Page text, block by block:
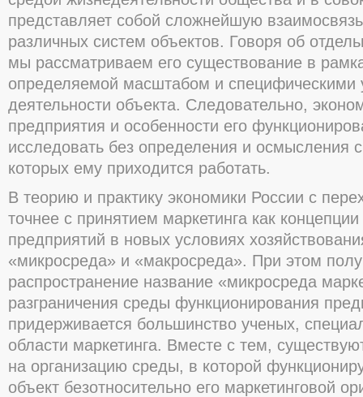
представляет собой сложнейшую
различных систем объектов. Говоря об
мы рассматриваем его существование в
определяемой масштабом и специфическими
деятельности объекта. Следовательно,
предприятия и особенности его
исследовать без определения и осмысления
которых ему приходится работать.
В теорию и практику экономики России с
точнее с принятием маркетинга как
предприятий в новых условиях
«микросреда» и «макросреда». При этом
распространение название «микросреда
разграничения среды функционирования
придерживается большинство ученых,
области маркетинга. Вместе с тем,
на организацию среды, в которой
объект безотносительно его маркетинговой